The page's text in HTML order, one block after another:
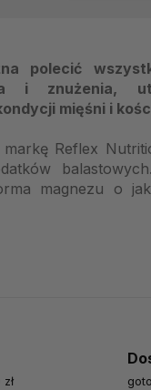
polecić
i znużenia,
mięśni i
Reflex
magnezu o